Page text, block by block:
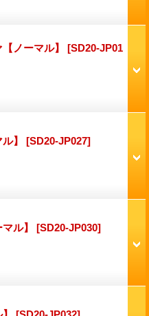
ノーマル】 [SD20-JP01
】 [SD20-JP027]
ル】 [SD20-JP030]